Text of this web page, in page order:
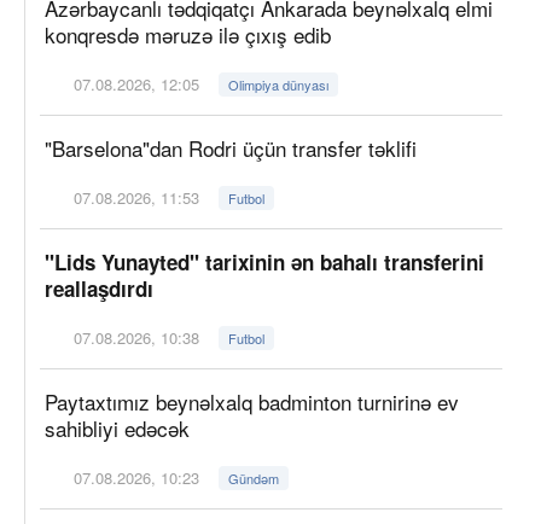
Azərbaycanlı tədqiqatçı Ankarada beynəlxalq elmi
konqresdə məruzə ilə çıxış edib
07.08.2026, 12:05 Olimpiya dünyası
"Barselona"dan Rodri üçün transfer təklifi
07.08.2026, 11:53 Futbol
"Lids Yunayted" tarixinin ən bahalı transferini
reallaşdırdı
07.08.2026, 10:38 Futbol
Paytaxtımız beynəlxalq badminton turnirinə ev
sahibliyi edəcək
07.08.2026, 10:23 Gündəm